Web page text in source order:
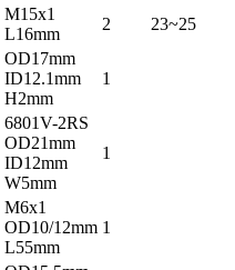
M15x1
L16mm
2 23~25
OD17mm
ID12.1mm
H2mm
1
6801V-2RS
OD21mm
ID12mm
W5mm
1
M6x1
OD10/12mm
L55mm
1